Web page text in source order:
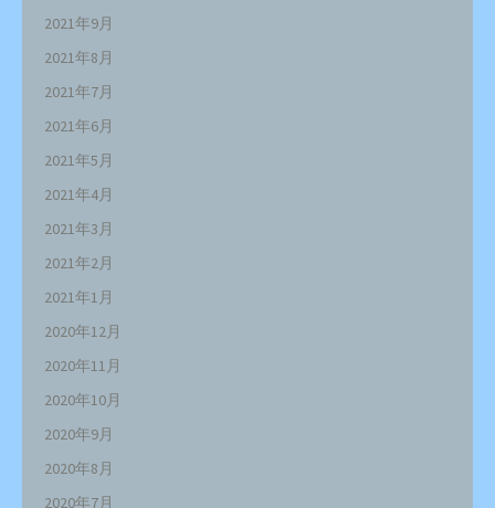
2021年9月
2021年8月
2021年7月
2021年6月
2021年5月
2021年4月
2021年3月
2021年2月
2021年1月
2020年12月
2020年11月
2020年10月
2020年9月
2020年8月
2020年7月